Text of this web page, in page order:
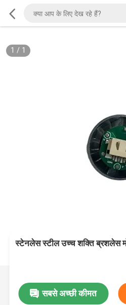
1 / 1
स्टेनलेस स्टील उच्च शक्ति ब्रशलेस
सबसे अच्छी कीमत